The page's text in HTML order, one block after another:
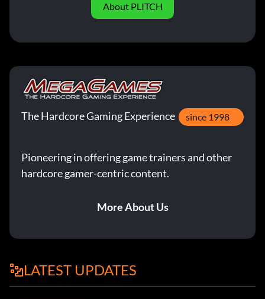
About PLITCH
The Hardcore Gaming Experience since 1998
Pioneering in offering game trainers and other
hardcore gamer-centric content.
More About Us
LATEST UPDATES